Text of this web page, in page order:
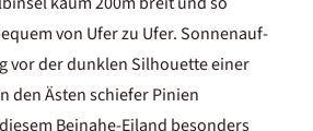
von Ufer zu Ufer. Sonnenauf-
vor der dunklen Silhouette einer
den Ästen schiefer Pinien
Beinahe-Eiland besonders